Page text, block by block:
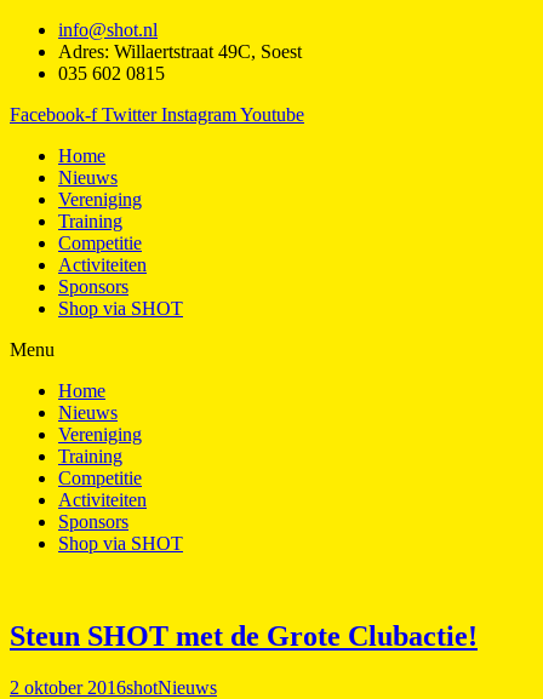
info@shot.nl
Adres: Willaertstraat 49C, Soest
035 602 0815
Facebook-f Twitter InstagramYoutube
Home
Nieuws
Vereniging
Training
Competitie
Activiteiten
Sponsors
Shop via SHOT
Menu
Home
Nieuws
Vereniging
Training
Competitie
Activiteiten
Sponsors
Shop via SHOT
Steun SHOT met de Grote Clubactie!
2 oktober 2016shotNieuws